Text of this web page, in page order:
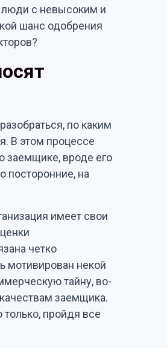
люди с невысоким и
шанс одобрения
по каким
В этом процессе
заемщике, вроде его
посторонние, на
имеет свои
четко
мотивирован некой
тайну, во-
заемщика.
только, пройдя все